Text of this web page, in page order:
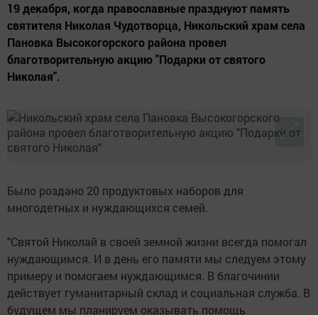
19 декабря, когда православные празднуют память
святителя Николая Чудотворца, Никольский храм села
Пановка Высокогорского района провел
благотворительную акцию "Подарки от святого
Николая".
Было роздано 20 продуктовых наборов для
многодетных и нуждающихся семей.
"Святой Николай в своей земной жизни всегда помогал
нуждающимся. И в день его памяти мы следуем этому
примеру и помогаем нуждающимся. В благочинии
действует гуманитарный склад и социальная служба. В
будущем мы планируем оказывать помощь